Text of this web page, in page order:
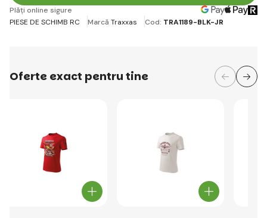
Plăți online sigure
PIESE DE SCHIMB RC
Marcă Traxxas Cod: TRA1189-BLK-JR
Oferte exact pentru tine